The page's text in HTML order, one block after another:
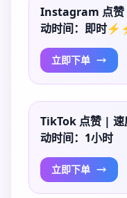
Instagram 点赞
动时间：即时
立即下单
TikTok 点赞 |
动时间：1小时
立即下单